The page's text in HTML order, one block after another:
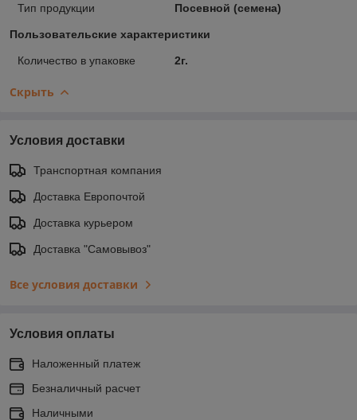
Тип продукции
Посевной (семена)
Пользовательские характеристики
Количество в упаковке 2г.
Скрыть
Условия доставки
Транспортная компания
Доставка Европочтой
Доставка курьером
Доставка "Самовывоз"
Все условия доставки
Условия оплаты
Наложенный платеж
Безналичный расчет
Наличными